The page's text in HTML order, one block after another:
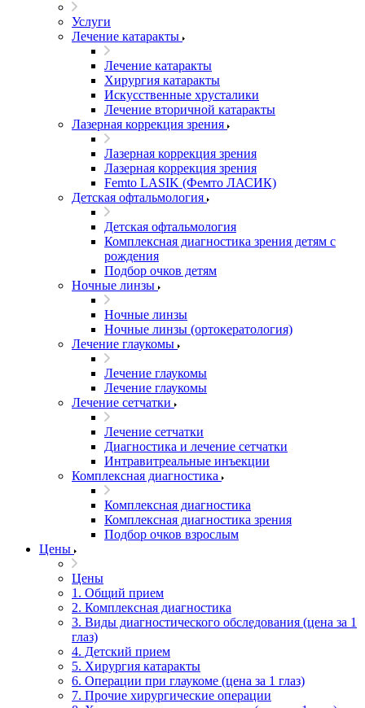
Услуги
Лечение катаракты
Лечение катаракты
Хирургия катаракты
Искусственные хрусталики
Лечение вторичной катаракты
Лазерная коррекция зрения
Лазерная коррекция зрения
Лазерная коррекция зрения
Femto LASIK (Фемто ЛАСИК)
Детская офтальмология
Детская офтальмология
Комплексная диагностика зрения детям c
рождения
Подбор очков детям
Ночные линзы
Ночные линзы
Ночные линзы (ортокератология)
Лечение глаукомы
Лечение глаукомы
Лечение глаукомы
Лечение сетчатки
Лечение сетчатки
Диагностика и лечение сетчатки
Интравитреальные инъекции
Комплексная диагностика
Комплексная диагностика
Комплексная диагностика зрения
Подбор очков взрослым
Цены
Цены
1. Общий прием
2. Комплексная диагностика
3. Виды диагностического обследования (цена за 1
глаз)
4. Детский прием
5. Хирургия катаракты
6. Операции при глаукоме (цена за 1 глаз)
7. Прочие хирургические операции